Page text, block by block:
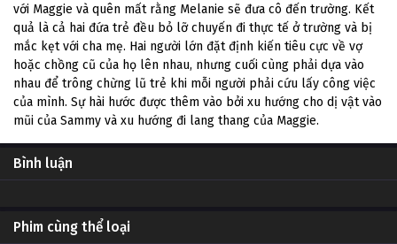
với Maggie và quên mất rằng Melanie sẽ đưa cô đến trường. Kết
quả là cả hai đứa trẻ đều bỏ lỡ chuyến đi thực tế ở trường và bị
mắc kẹt với cha mẹ. Hai người lớn đặt định kiến ​​​​tiêu cực về vợ
hoặc chồng cũ của họ lên nhau, nhưng cuối cùng phải dựa vào
nhau để trông chừng lũ trẻ khi mỗi người phải cứu lấy công việc
của mình. Sự hài hước được thêm vào bởi xu hướng cho dị vật vào
mũi của Sammy và xu hướng đi lang thang của Maggie.
Bình luận
Phim cùng thể loại